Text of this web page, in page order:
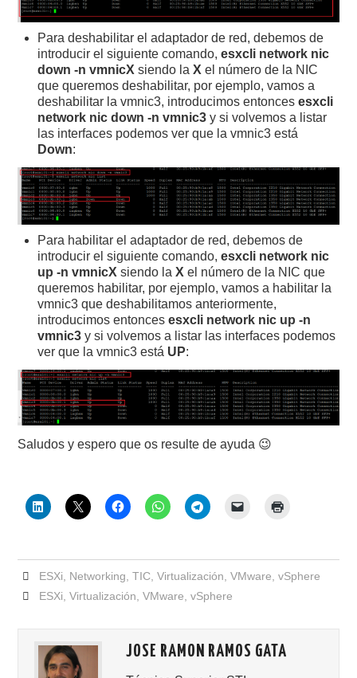
Para deshabilitar el adaptador de red, debemos de
introducir el siguiente comando,esxcli network nic
down -n vmnicX siendo laXel número de la NIC
que queremos deshabilitar, por ejemplo, vamos a
deshabilitar la vmnic3, introducimos entoncesesxcli
network nic down -n vmnic3 y si volvemos a listar
las interfaces podemos ver que la vmnic3 está
Down:
Para habilitar el adaptador de red, debemos de
introducir el siguiente comando,esxcli network nic
up -n vmnicX siendo laXel número de la NIC que
queremos habilitar, por ejemplo, vamos a habilitar la
vmnic3 que deshabilitamos anteriormente,
introducimos entoncesesxcli network nic up -n
vmnic3 y si volvemos a listar las interfaces podemos
ver que la vmnic3 está UP:
Saludos y espero que os resulte de ayuda 😉
ESXi Networking TIC, Virtualización VMware vSphere
ESXi Virtualización VMware vSphere
JOSE RAMON RAMOS GATA